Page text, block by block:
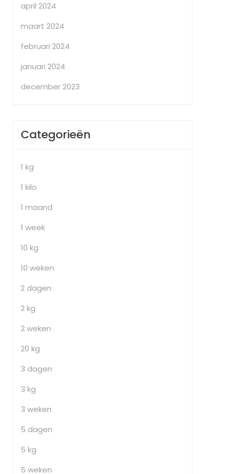
april 2024
maart 2024
februari 2024
januari 2024
december 2023
Categorieën
1 kg
1 kilo
1 maand
1 week
10 kg
10 weken
2 dagen
2 kg
2 weken
20 kg
3 dagen
3 kg
3 weken
5 dagen
5 kg
5 weken